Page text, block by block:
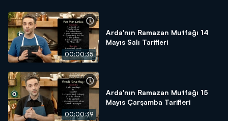
00:00:35
Arda'nın Ramazan Mutfağı 14
Mayıs Salı Tarifleri
00:00:39
Arda'nın Ramazan Mutfağı 15
Mayıs Çarşamba Tarifleri